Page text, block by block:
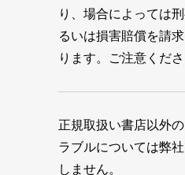
り、場合によっては
るいは損害賠償を請
ります。ご注意くださ
正規取扱い書店以外
ラブルについては弊
しません。